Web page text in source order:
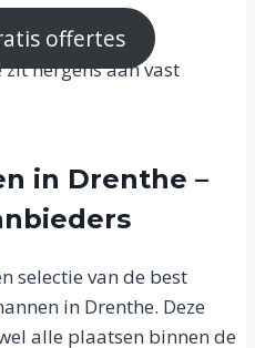
offertes
nergens aan vast
in Drenthe –
selectie van de best
in Drenthe. Deze
alle plaatsen binnen de